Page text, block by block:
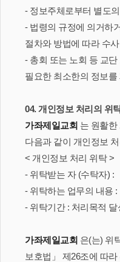
- 정보주체로부터 별도
- 법령의 규정에 의거하
절차와 방법에 따라 수
- 총회 또는 노회 등 교
필요한 최소한의 정보를
04. 개인정보 처리의 위
가좌제일교회 는 원활한
다음과 같이 개인정보
< 개인정보 처리 위탁 >
- 위탁받는 자 (수탁자) :
- 위탁하는 업무의 내용 :
- 위탁기간 : 처리목적
가좌제일교회 은(는) 위
보호법」 제26조에 따